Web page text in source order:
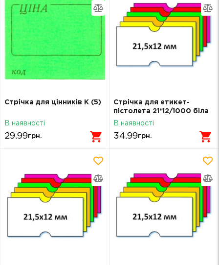
Стрічка для цінників K (5)
В наявності
29.99 грн.
Стрічка для етикет-
пістолета 21*12/1000 біла
(22*12)
В наявності
34.99 грн.